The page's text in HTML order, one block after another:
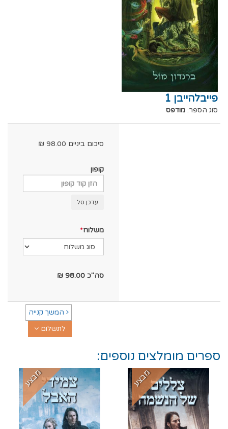
פייבלהייבן 1
סוג הספר: מודפס
סיכום ביניים 98.00
₪
קופון
עדכן סל
משלוח
סה"כ 98.00
₪
המשך קנייה
לתשלום
ספרים מומלצים נוספים:
מבצע מבצע